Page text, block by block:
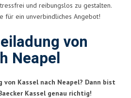
und reibungslos zu gestalten.
für ein unverbindliches Angebot!
von
Neapel
von Kassel nach Neapel? Dann bist
Kassel genau richtig!